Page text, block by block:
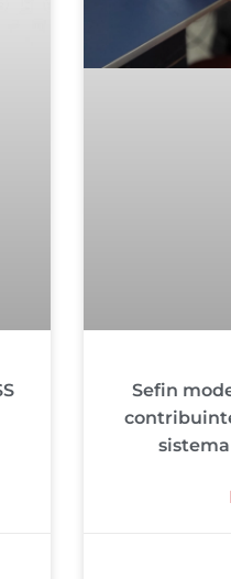
Sefin
sistema